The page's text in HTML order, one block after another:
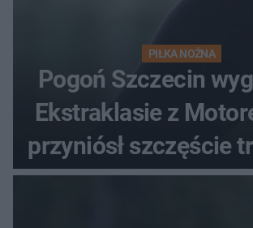
PIŁKA NOŻNA
Pogoń Szczecin
Ekstraklasie z
przyniósł szczęście
gospodarzy?